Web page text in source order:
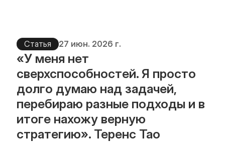
Статья 27 июн. 2026 г.
«У меня нет
сверхспособностей. Я просто
долго думаю над задачей,
перебираю разные подходы и в
итоге нахожу верную
стратегию». Теренс Тао